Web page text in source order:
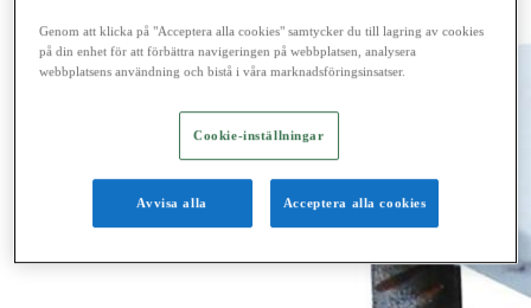
Genom att klicka på "Acceptera alla cookies" samtycker du till lagring av cookies
på din enhet för att förbättra navigeringen på webbplatsen, analysera
webbplatsens användning och bistå i våra marknadsföringsinsatser.
Cookie-inställningar
Avvisa alla Acceptera alla cookies